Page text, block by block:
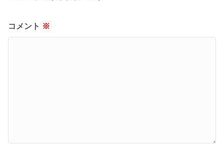
コメント ※